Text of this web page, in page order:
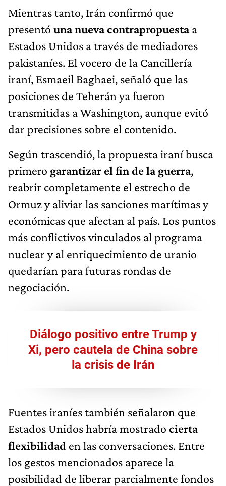
Mientras tanto, Irán confirmó que
presentó una nueva contrapropuestaa
Estados Unidos a través de mediadores
pakistaníes. El vocero de la Cancillería
iraní, Esmaeil Baghaei, señaló que las
posiciones de Teherán ya fueron
transmitidas a Washington, aunque evitó
dar precisiones sobre el contenido.
Según trascendió, la propuesta iraní busca
primero garantizar el fin de la guerra,
reabrir completamente el estrecho de
Ormuz y aliviar las sanciones marítimas y
económicas que afectan al país. Los puntos
más conflictivos vinculados al programa
nuclear y al enriquecimiento de uranio
quedarían para futuras rondas de
negociación.
Diálogo positivo entre Trump y
Xi, pero cautela de China sobre
la crisis de Irán
Fuentes iraníes también señalaron que
Estados Unidos habría mostrado cierta
flexibilidad en las conversaciones. Entre
los gestos mencionados aparece la
posibilidad de liberar parcialmente fondos